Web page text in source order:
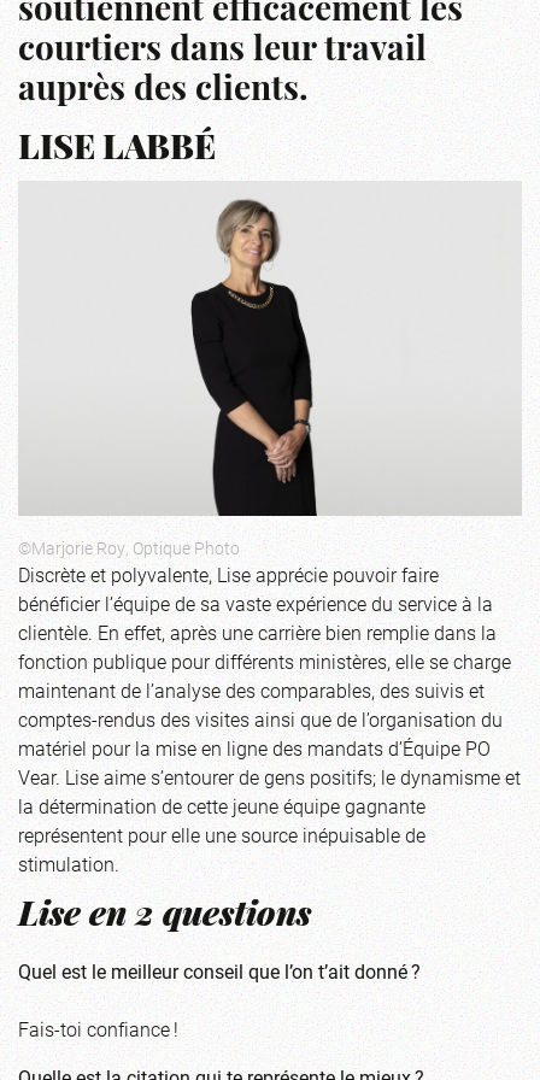
soutiennent efficacement les
courtiers dans leur travail
auprès des clients.
LISE LABBÉ
©Marjorie Roy, Optique Photo
Discrète et polyvalente, Lise apprécie pouvoir faire
bénéficier l’équipe de sa vaste expérience du service à la
clientèle. En effet, après une carrière bien remplie dans la
fonction publique pour différents ministères, elle se charge
maintenant de l’analyse des comparables, des suivis et
comptes-rendus des visites ainsi que de l’organisation du
matériel pour la mise en ligne des mandats d’Équipe PO
Vear. Lise aime s’entourer de gens positifs; le dynamisme et
la détermination de cette jeune équipe gagnante
représentent pour elle une source inépuisable de
stimulation.
Lise en 2 questions
Quel est le meilleur conseil que l’on t’ait donné ?
Fais-toi confiance !